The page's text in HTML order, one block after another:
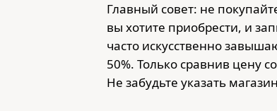
Главный совет: не
вы хотите приобрести, и
часто искусственно
50%. Только сравнив цену
Не забудьте указать